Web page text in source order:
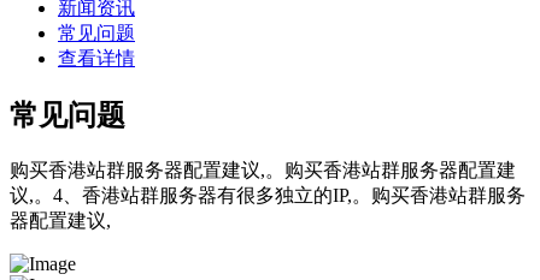
新闻资讯
常见问题
查看详情
常见问题
购买香港站群服务器配置建议,。购买香港站群服务器配置建
议,。4、香港站群服务器有很多独立的IP,。购买香港站群服务
器配置建议,